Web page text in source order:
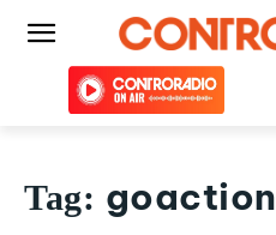
Tag: goaction